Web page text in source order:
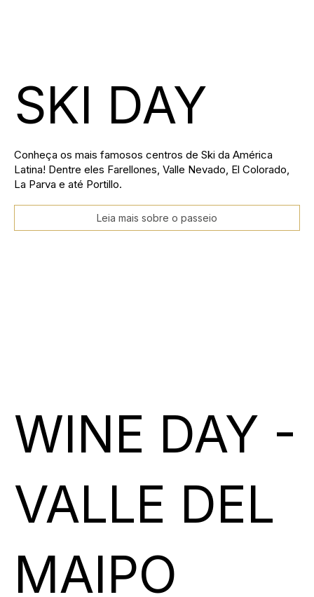
SKI DAY
Conheça os mais famosos centros de Ski da América
Latina! Dentre eles Farellones, Valle Nevado, El Colorado,
La Parva e até Portillo.
Leia mais sobre o passeio
WINE DAY -
VALLE DEL
MAIPO